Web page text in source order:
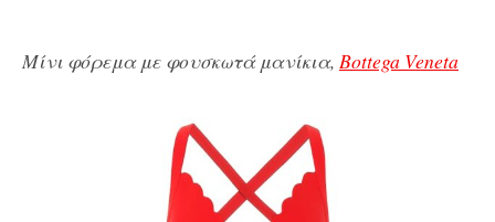
Μίνι φόρεμα με φουσκωτά μανίκια, Bottega Veneta